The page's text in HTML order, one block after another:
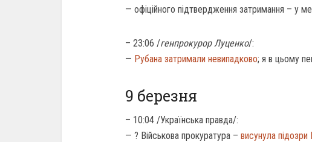
— офіційного підтвердження затримання – у
– 23:06 /генпрокурор Луценко/:
— Рубана затримали невипадково; я в цьому
9 березня
– 10:04 /Українська правда/:
— ? Військова прокуратура – висунула підозри